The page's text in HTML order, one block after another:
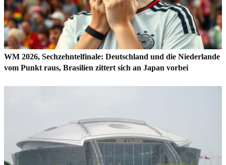
WM 2026, Sechzehntelfinale: Deutschland und die Niederlande
vom Punkt raus, Brasilien zittert sich an Japan vorbei